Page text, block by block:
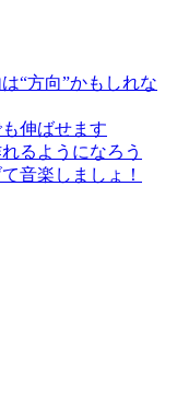
“方向”かもしれな
伸ばせます
るようになろう
音楽しましょ！